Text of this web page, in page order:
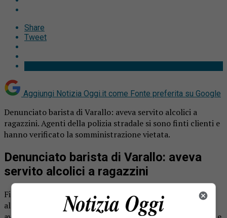
Share
Tweet
Aggiungi Notizia Oggi.it come Fonte preferita su Google
Denunciato barista di Varallo: aveva servito alcolici a
ragazzini. Agenti della polizia stradale si sono finti clienti e
hanno verificato la somministrazione vietata.
Denunciato barista di Varallo: aveva
servito alcolici a ragazzini
Finisce nei guai un barista di Varallo, sorpreso a servire
alcolici a ragazzini. L’uomo è stato infatti denunciato per